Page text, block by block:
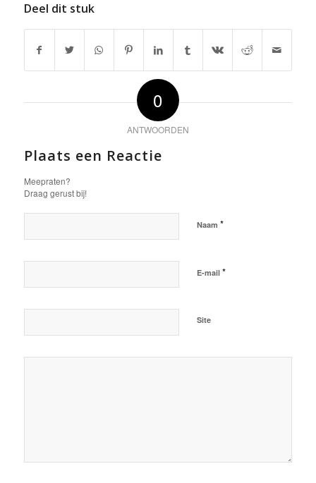
Deel dit stuk
0
ANTWOORDEN
Plaats een Reactie
Meepraten?
Draag gerust bij!
Naam *
E-mail *
Site